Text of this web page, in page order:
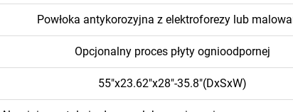
Powłoka antykorozyjna z elektroforezy lub
Opcjonalny proces płyty ognioodpornej
55"x23.62"x28"-35.8"(DxSxW)